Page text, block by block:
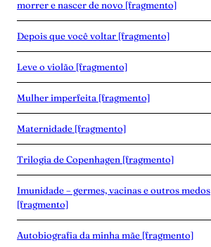
morrer e nascer de novo [fragmento]
Depois que você voltar [fragmento]
Leve o violão [fragmento]
Mulher imperfeita [fragmento]
Maternidade [fragmento]
Trilogia de Copenhagen [fragmento]
Imunidade – germes, vacinas e outros medos
[fragmento]
Autobiografia da minha mãe [fragmento]